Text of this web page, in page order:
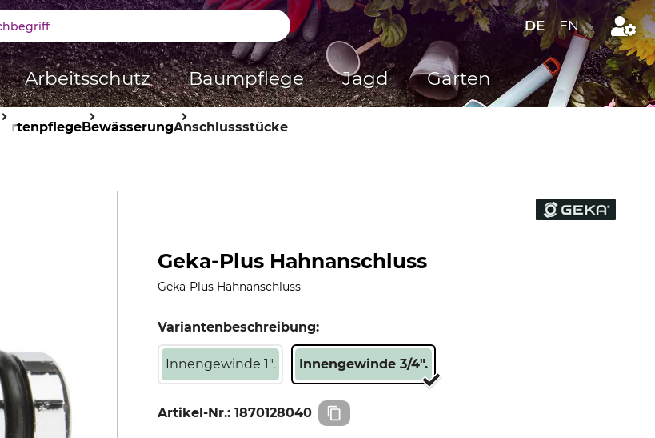
DE | EN
Arbeitsschutz Baumpflege Jagd Garten
GartenpflegeBewässerungAnschlussstücke
Geka-Plus Hahnanschluss
Geka-Plus Hahnanschluss
Variantenbeschreibung:
Innengewinde 1". Innengewinde 3/4".
Artikel-Nr.: 1870128040